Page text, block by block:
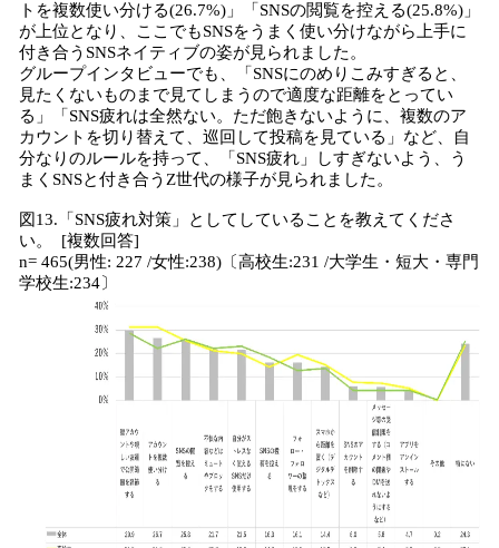
トを複数使い分ける(26.7%)」「SNSの閲覧を控える(25.8%)」
が上位となり、ここでもSNSをうまく使い分けながら上手に
付き合うSNSネイティブの姿が見られました。
グループインタビューでも、「SNSにのめりこみすぎると、
見たくないものまで見てしまうので適度な距離をとってい
る」「SNS疲れは全然ない。ただ飽きないように、複数のア
カウントを切り替えて、巡回して投稿を見ている」など、自
分なりのルールを持って、「SNS疲れ」しすぎないよう、う
まくSNSと付き合うZ世代の様子が見られました。
図13.「SNS疲れ対策」としてしていることを教えてくださ
い。 [複数回答]
n= 465(男性: 227 /女性:238)〔高校生:231 /大学生・短大・専門
学校生:234〕